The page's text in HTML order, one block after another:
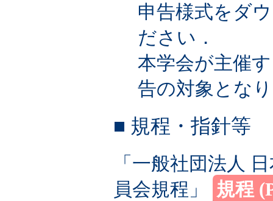
申告様式をダ
ださい．
本学会が主催
告の対象とな
■ 規程・指針等
「一般社団法人
員会規程」
規程